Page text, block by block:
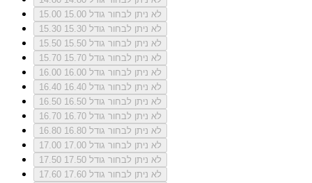
15.00
לא ניתן לבחור גודל 15.00
15.30
לא ניתן לבחור גודל 15.30
15.50
לא ניתן לבחור גודל 15.50
15.70
לא ניתן לבחור גודל 15.70
16.00
לא ניתן לבחור גודל 16.00
16.40
לא ניתן לבחור גודל 16.40
16.50
לא ניתן לבחור גודל 16.50
16.70
לא ניתן לבחור גודל 16.70
16.80
לא ניתן לבחור גודל 16.80
17.00
לא ניתן לבחור גודל 17.00
17.50
לא ניתן לבחור גודל 17.50
17.60
לא ניתן לבחור גודל 17.60